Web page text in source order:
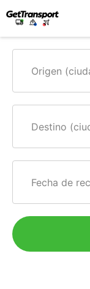
Origen
Destino
Fecha de